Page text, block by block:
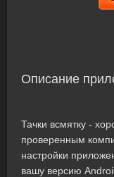
Описание
Тачки всмятку -
проверенным
настройки
вашу версию